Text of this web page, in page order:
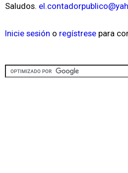
Saludos.
Inicie sesión o regístrese para